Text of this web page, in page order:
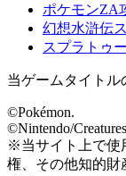
ポケモンZA
幻想水滸伝
スプラトゥ
当ゲームタイトル
©Pokémon.
©Nintendo/
※当サイト上で使
権、その他知的財